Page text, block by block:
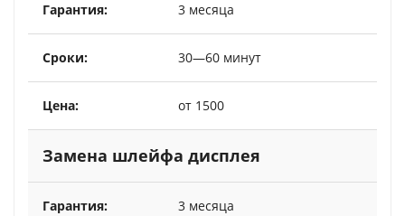
3 месяца
30—60 минут
от 1500
Замена шлейфа дисплея
3 месяца